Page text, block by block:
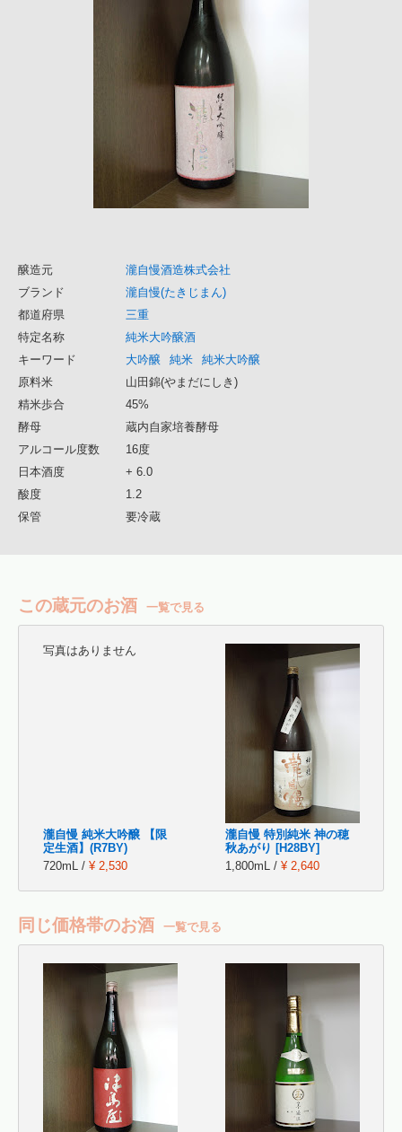
醸造元
瀧自慢酒造株式会社
ブランド
瀧自慢(たきじまん)
都道府県
三重
特定名称
純米大吟醸酒
キーワード
大吟醸 純米
純米大吟醸
原料米
山田錦(やまだにしき)
精米歩合
45%
酵母
蔵内自家培養酵母
アルコール度数
16度
日本酒度
+ 6.0
酸度
1.2
保管
要冷蔵
この蔵元のお酒 一覧で見る
写真はありません
瀧自慢 純米大吟醸 【限
定生酒】(R7BY)
720mL / ¥ 2,530
瀧自慢 特別純米 神の穂
秋あがり [H28BY]
1,800mL / ¥ 2,640
同じ価格帯のお酒 一覧で見る